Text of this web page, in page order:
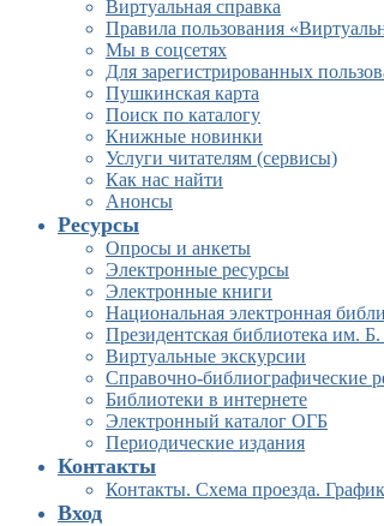
Виртуальная справка
Правила пользования
Мы в соцсетях
Для зарегистрированных
Пушкинская карта
Поиск по каталогу
Книжные новинки
Услуги читателям (сервисы)
Как нас найти
Анонсы
Ресурсы
Опросы и анкеты
Электронные ресурсы
Электронные книги
Национальная электронная
Президентская библиотека им.
Виртуальные экскурсии
Справочно-библиографические
Библиотеки в интернете
Электронный каталог ОГБ
Периодические издания
Контакты
Контакты. Схема проезда.
Вход